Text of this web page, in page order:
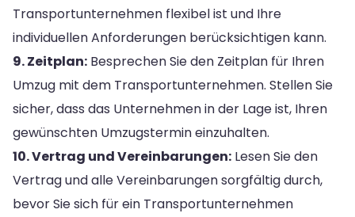
Transportunternehmen flexibel ist und Ihre
individuellen Anforderungen berücksichtigen kann.
9. Zeitplan: Besprechen Sie den Zeitplan für Ihren
Umzug mit dem Transportunternehmen. Stellen Sie
sicher, dass das Unternehmen in der Lage ist, Ihren
gewünschten Umzugstermin einzuhalten.
10. Vertrag und Vereinbarungen: Lesen Sie den
Vertrag und alle Vereinbarungen sorgfältig durch,
bevor Sie sich für ein Transportunternehmen